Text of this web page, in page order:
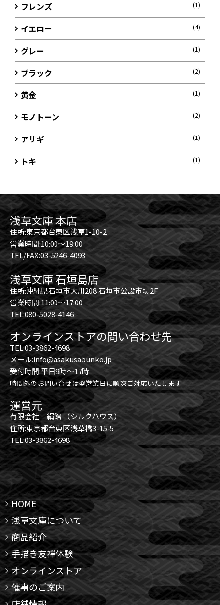
フレンズ (1)
イエロー (4)
グレー (1)
ブラック (2)
黄金 (1)
モノトーン (2)
アサギ (1)
トキ (1)
浅草文庫 本店
住所:東京都台東区浅草1-10-2
営業時間:10:00～19:00
TEL/FAX:03-5246-4093
浅草文庫 石垣島店
住所:沖縄県石垣市大川208 石垣市公設市場2F
営業時間:11:00～17:00
TEL:080-5028-4146
オンラインストアの問い合わせ先
TEL:03-3862-4698
メール:info@asakusabunko.jp
受付時間:平日9時～17時
時間外のお問い合せは翌営業日に順次ご対応いたします
運営元
有限会社 絹館 （シルクハウス）
住所:東京都台東区浅草橋3-15-5
TEL:03-3862-4698
HOME
浅草文庫について
商品紹介
手描き友禅体験
オンラインストア
催事のご案内